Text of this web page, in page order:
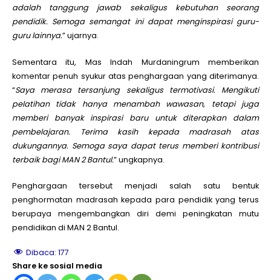
adalah tanggung jawab sekaligus kebutuhan seorang
pendidik. Semoga semangat ini dapat menginspirasi guru-
guru lainnya.” ujarnya.
Sementara itu, Mas Indah Murdaningrum memberikan
komentar penuh syukur atas penghargaan yang diterimanya.
“Saya merasa tersanjung sekaligus termotivasi. Mengikuti
pelatihan tidak hanya menambah wawasan, tetapi juga
memberi banyak inspirasi baru untuk diterapkan dalam
pembelajaran. Terima kasih kepada madrasah atas
dukungannya. Semoga saya dapat terus memberi kontribusi
terbaik bagi MAN 2 Bantul.” ungkapnya.
Penghargaan tersebut menjadi salah satu bentuk
penghormatan madrasah kepada para pendidik yang terus
berupaya mengembangkan diri demi peningkatan mutu
pendidikan di MAN 2 Bantul.
Dibaca: 177
Share ke sosial media